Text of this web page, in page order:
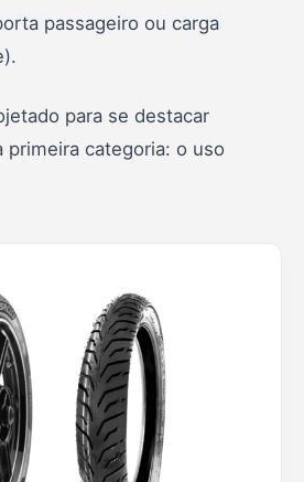
passageiro ou carga
para se destacar
primeira categoria: o uso